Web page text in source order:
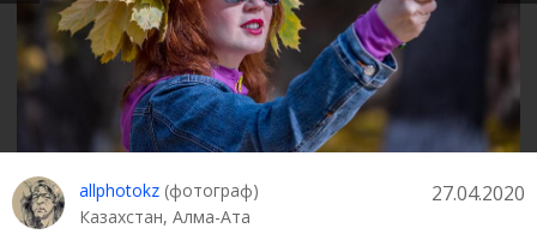
allphotokz (фотограф)
Казахстан, Алма-Ата
27.04.2020